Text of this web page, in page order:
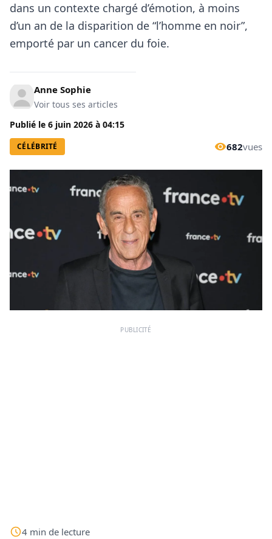
dans un contexte chargé d’émotion, à moins
d’un an de la disparition de “l’homme en noir”,
emporté par un cancer du foie.
Anne Sophie
Voir tous ses articles
Publié le 6 juin 2026 à 04:15
CÉLÉBRITÉ 682vues
PUBLICITÉ
4 min de lecture